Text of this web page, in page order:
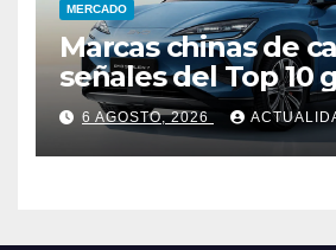
MERCADO
Marcas chinas de
señales del Top 10
6 AGOSTO, 2026